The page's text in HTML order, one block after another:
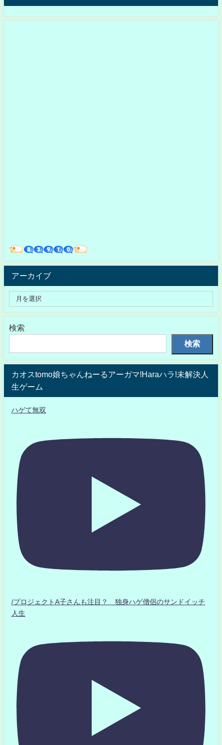
アーカイブ
検索
検索
カオスtomo娘ちゃんねーるアーガマ!Haraハラ!未解決人
生ゲーム
ハゲて無双
/プロジェクトA子さんも注目？ 独身ハゲ僧侶のサンドイッチ
人生